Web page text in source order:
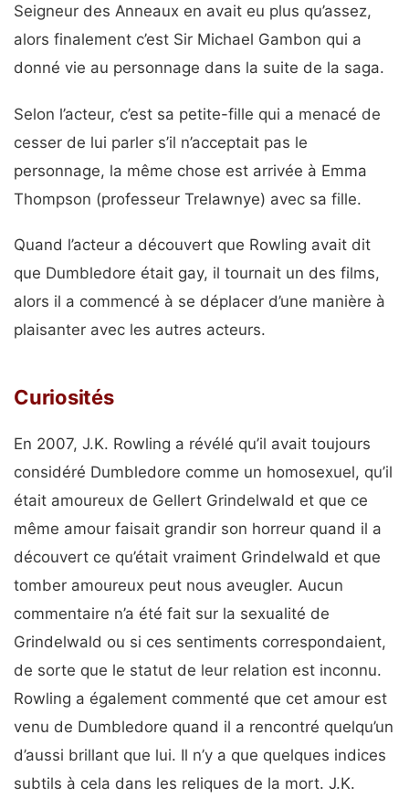
Seigneur des Anneaux en avait eu plus qu’assez,
alors finalement c’est Sir Michael Gambon qui a
donné vie au personnage dans la suite de la saga.
Selon l’acteur, c’est sa petite-fille qui a menacé de
cesser de lui parler s’il n’acceptait pas le
personnage, la même chose est arrivée à Emma
Thompson (professeur Trelawnye) avec sa fille.
Quand l’acteur a découvert que Rowling avait dit
que Dumbledore était gay, il tournait un des films,
alors il a commencé à se déplacer d’une manière à
plaisanter avec les autres acteurs.
Curiosités
En 2007, J.K. Rowling a révélé qu’il avait toujours
considéré Dumbledore comme un homosexuel, qu’il
était amoureux de Gellert Grindelwald et que ce
même amour faisait grandir son horreur quand il a
découvert ce qu’était vraiment Grindelwald et que
tomber amoureux peut nous aveugler. Aucun
commentaire n’a été fait sur la sexualité de
Grindelwald ou si ces sentiments correspondaient,
de sorte que le statut de leur relation est inconnu.
Rowling a également commenté que cet amour est
venu de Dumbledore quand il a rencontré quelqu’un
d’aussi brillant que lui. Il n’y a que quelques indices
subtils à cela dans les reliques de la mort. J.K.